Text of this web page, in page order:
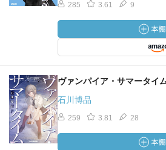
285 3.61 9
ヴァンパイア・サマータイ
石川博品
259 3.81 28